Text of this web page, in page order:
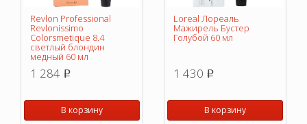
Revlon Professional
Revlonissimo
Colorsmetique 8.4
светлый блондин
медный 60 мл
1 284 p
В корзину
Loreal Лореаль
Мажирель Бустер
Голубой 60 мл
1 430 p
В корзину